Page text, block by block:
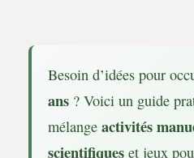
Besoin d’idées pour
ans ? Voici un guide
mélange activités
scientifiques et jeux